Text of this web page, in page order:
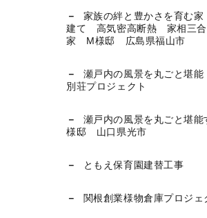
家族の絆と豊かさを育む
建て 高気密高断熱 家相三合
家 M様邸 広島県福山市
瀬戸内の風景を丸ごと堪
別荘プロジェクト
瀬戸内の風景を丸ごと堪
様邸 山口県光市
ともえ保育園建替工事
関根創業様物倉庫プロジェ